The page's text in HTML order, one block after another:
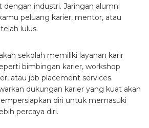
industri. Jaringan alumni
peluang karier, mentor, atau
lulus.
sekolah memiliki layanan karir
bimbingan karier, workshop
atau job placement services.
dukungan karier yang kuat akan
diri untuk memasuki
percaya diri.